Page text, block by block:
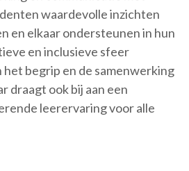
waardevolle inzichten
en elkaar ondersteunen in hun
en inclusieve sfeer
begrip en de samenwerking
draagt ook bij aan een
leerervaring voor alle